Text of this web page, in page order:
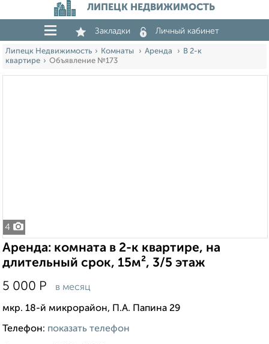
ЛИПЕЦК НЕДВИЖИМОСТЬ
Закладки Личный кабинет
Липецк Недвижимость Комнаты Аренда
В 2-к
квартире
Объявление №173
4
Аренда: комната в 2-к квартире, на
длительный срок, 15м², 3/5 этаж
5 000 Р в месяц
мкр. 18-й микрорайон, П.А. Папина 29
Телефон: показать телефон